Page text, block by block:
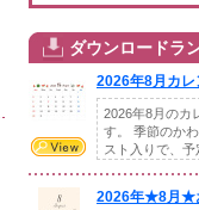
ダウンロードラ
2026年8月カレ
2026年8月のカ
す。 季節のか
スト入りで、予
2026年★8月★